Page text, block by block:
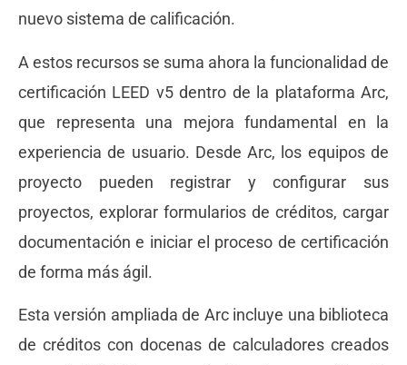
nuevo sistema de calificación.
A estos recursos se suma ahora la funcionalidad de
certificación LEED v5 dentro de la plataforma Arc,
que representa una mejora fundamental en la
experiencia de usuario. Desde Arc, los equipos de
proyecto pueden registrar y configurar sus
proyectos, explorar formularios de créditos, cargar
documentación e iniciar el proceso de certificación
de forma más ágil.
Esta versión ampliada de Arc incluye una biblioteca
de créditos con docenas de calculadores creados